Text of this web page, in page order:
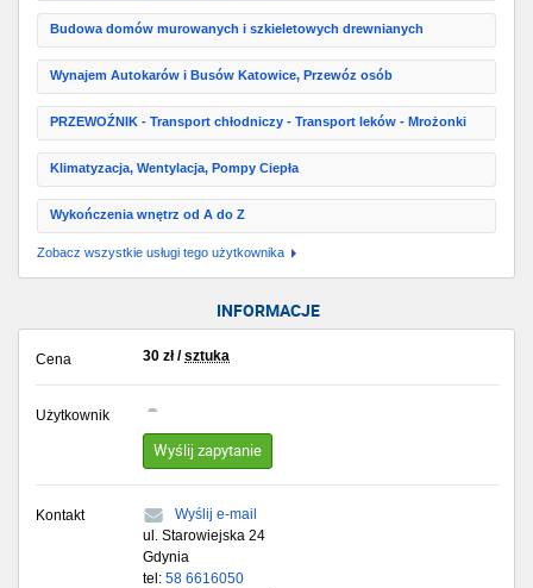
Budowa domów murowanych i szkieletowych drewnianych
Wynajem Autokarów i Busów Katowice, Przewóz osób
PRZEWOŹNIK - Transport chłodniczy - Transport leków - Mrożonki
Klimatyzacja, Wentylacja, Pompy Ciepła
Wykończenia wnętrz od A do Z
Zobacz wszystkie usługi tego użytkownika
INFORMACJE
Cena 30 zł/sztuka
Użytkownik
Wyślij zapytanie
Kontakt
Wyślij e-mail
ul. Starowiejska 24
Gdynia
tel: 58 6616050